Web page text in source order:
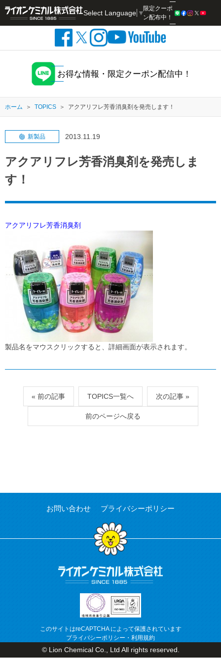
Select Language ▼
限定クーポ
ン配布中！
お得な情報・限定クーポン配信中！
ホーム TOPICS アクアリフレ芳香消臭剤を発売します！
新製品 2013.11.19
アクアリフレ芳香消臭剤を発売しま
す！
アクアリフレ芳香消臭剤
製品名をマウスクリックすると、詳細画面が表示されます。
« 前の記事 TOPICS一覧へ 次の記事 »
前のページへ戻る
お問い合わせ プライバシーポリシー
このサイトはreCAPTCHA によって保護されています
プライバシーポリシー ・ 利用規約
© Lion Chemical Co., Ltd All rights reserved.
検索